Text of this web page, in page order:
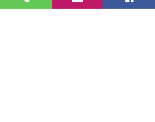
Zone d'intervention